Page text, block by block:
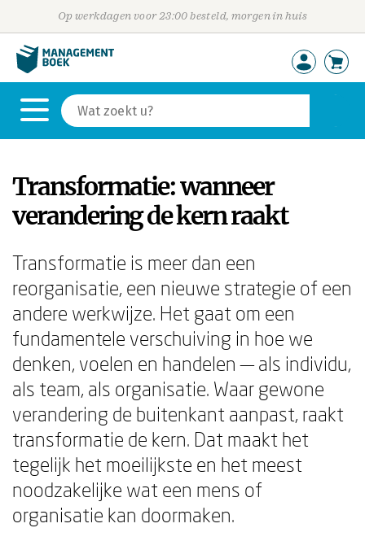
Op werkdagen voor 23:00 besteld, morgen in huis
Transformatie: wanneer
verandering de kern raakt
Transformatie is meer dan een
reorganisatie, een nieuwe strategie of een
andere werkwijze. Het gaat om een
fundamentele verschuiving in hoe we
denken, voelen en handelen — als individu,
als team, als organisatie. Waar gewone
verandering de buitenkant aanpast, raakt
transformatie de kern. Dat maakt het
tegelijk het moeilijkste en het meest
noodzakelijke wat een mens of
organisatie kan doormaken.